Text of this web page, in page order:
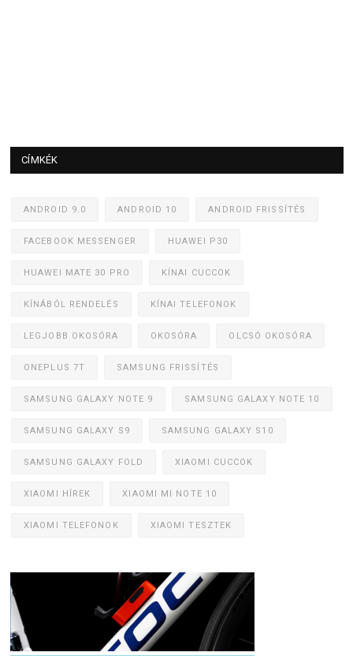
CÍMKÉK
ANDROID 9.0 ANDROID 10 ANDROID FRISSÍTÉS
FACEBOOK MESSENGER HUAWEI P30
HUAWEI MATE 30 PRO KÍNAI CUCCOK
KÍNÁBÓL RENDELÉS KÍNAI TELEFONOK
LEGJOBB OKOSÓRA OKOSÓRA OLCSÓ OKOSÓRA
ONEPLUS 7T SAMSUNG FRISSÍTÉS
SAMSUNG GALAXY NOTE 9 SAMSUNG GALAXY NOTE 10
SAMSUNG GALAXY S9 SAMSUNG GALAXY S10
SAMSUNG GALAXY FOLD XIAOMI CUCCOK
XIAOMI HÍREK XIAOMI MI NOTE 10
XIAOMI TELEFONOK XIAOMI TESZTEK